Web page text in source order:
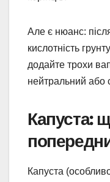
Але є нюанс:
кислотність
додайте трохи
нейтральний або
Капуста:
Капуста